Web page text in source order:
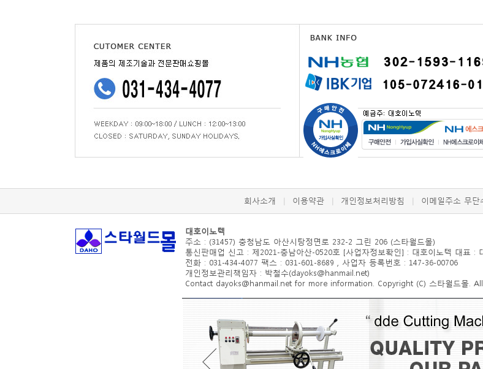
회사소개 이용약관 개인정보처리방침 이메일주소 무단
대호이노텍
주소 : (31457) 충청남도 아산시탕정면로 232-2 그린 206 (스타월드몰)
통신판매업 신고 : 제2021-충남아산-0520호 [사업자정보확인] : 대호이노텍 대표 :
전화 : 031-434-4077 팩스 : 031-601-8689 , 사업자 등록번호 : 147-36-00706
개인정보관리책임자 : 박철수(dayoks@hanmail.net)
Contact dayoks@hanmail.net for more information. Copyright (C) 스타월드몰.